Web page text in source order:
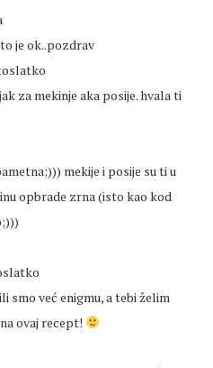
je ok..pozdrav
za mekinje aka posije. hvala ti
mekije i posije su ti u
opbrade zrna (isto kao kod
smo već enigmu, a tebi želim
ovaj recept!